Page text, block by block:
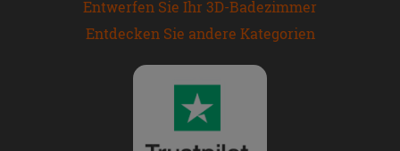
Entwerfen Sie Ihr 3D-Badezimmer
Entdecken Sie andere Kategorien